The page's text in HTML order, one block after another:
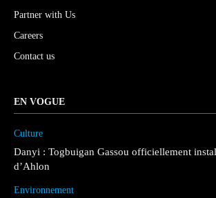
Partner with Us
Careers
Contact us
EN VOGUE
Culture
Danyi : Togbuigan Gassou officiellement
d’Ahlon
Environnement